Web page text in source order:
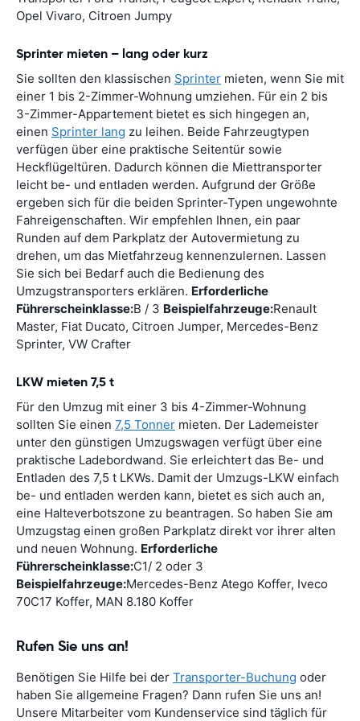
Opel Vivaro, Citroen Jumpy
Sprinter mieten – lang oder kurz
Sie sollten den klassischen Sprinter mieten, wenn Sie mit
einer 1 bis 2-Zimmer-Wohnung umziehen. Für ein 2 bis
3-Zimmer-Appartement bietet es sich hingegen an,
einen Sprinter lang zu leihen. Beide Fahrzeugtypen
verfügen über eine praktische Seitentür sowie
Heckflügeltüren. Dadurch können die Miettransporter
leicht be- und entladen werden. Aufgrund der Größe
ergeben sich für die beiden Sprinter-Typen ungewohnte
Fahreigenschaften. Wir empfehlen Ihnen, ein paar
Runden auf dem Parkplatz der Autovermietung zu
drehen, um das Mietfahrzeug kennenzulernen. Lassen
Sie sich bei Bedarf auch die Bedienung des
Umzugstransporters erklären. Erforderliche
Führerscheinklasse:B / 3 Beispielfahrzeuge:Renault
Master, Fiat Ducato, Citroen Jumper, Mercedes-Benz
Sprinter, VW Crafter
LKW mieten 7,5 t
Für den Umzug mit einer 3 bis 4-Zimmer-Wohnung
sollten Sie einen 7,5 Tonner mieten. Der Lademeister
unter den günstigen Umzugswagen verfügt über eine
praktische Ladebordwand. Sie erleichtert das Be- und
Entladen des 7,5 t LKWs. Damit der Umzugs-LKW einfach
be- und entladen werden kann, bietet es sich auch an,
eine Halteverbotszone zu beantragen. So haben Sie am
Umzugstag einen großen Parkplatz direkt vor ihrer alten
und neuen Wohnung. Erforderliche
Führerscheinklasse:C1/ 2 oder 3
Beispielfahrzeuge:Mercedes-Benz Atego Koffer, Iveco
70C17 Koffer, MAN 8.180 Koffer
Rufen Sie uns an!
Benötigen Sie Hilfe bei der Transporter-Buchung oder
haben Sie allgemeine Fragen? Dann rufen Sie uns an!
Unsere Mitarbeiter vom Kundenservice sind täglich für